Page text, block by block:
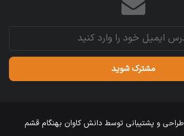
طراحی و پشتیبانی توسط دانش کاوان بهنگام قشم